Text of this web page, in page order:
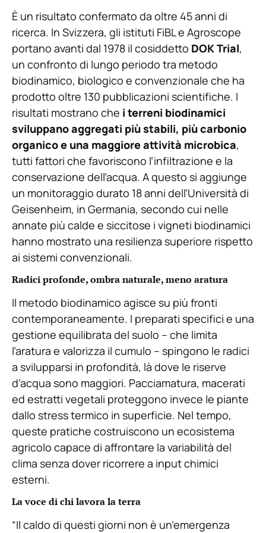
È un risultato confermato da oltre 45 anni di
ricerca. In Svizzera, gli istituti FiBL e Agroscope
portano avanti dal 1978 il cosiddetto DOK Trial,
un confronto di lungo periodo tra metodo
biodinamico, biologico e convenzionale che ha
prodotto oltre 130 pubblicazioni scientifiche. I
risultati mostrano che i terreni biodinamici
sviluppano aggregati più stabili, più carbonio
organico e una maggiore attività microbica,
tutti fattori che favoriscono l’infiltrazione e la
conservazione dell’acqua. A questo si aggiunge
un monitoraggio durato 18 anni dell’Università di
Geisenheim, in Germania, secondo cui nelle
annate più calde e siccitose i vigneti biodinamici
hanno mostrato una resilienza superiore rispetto
ai sistemi convenzionali.
Radici profonde, ombra naturale, meno aratura
Il metodo biodinamico agisce su più fronti
contemporaneamente. I preparati specifici e una
gestione equilibrata del suolo – che limita
l’aratura e valorizza il cumulo – spingono le radici
a svilupparsi in profondità, là dove le riserve
d’acqua sono maggiori. Pacciamatura, macerati
ed estratti vegetali proteggono invece le piante
dallo stress termico in superficie. Nel tempo,
queste pratiche costruiscono un ecosistema
agricolo capace di affrontare la variabilità del
clima senza dover ricorrere a input chimici
esterni.
La voce di chi lavora la terra
“Il caldo di questi giorni non è un’emergenza